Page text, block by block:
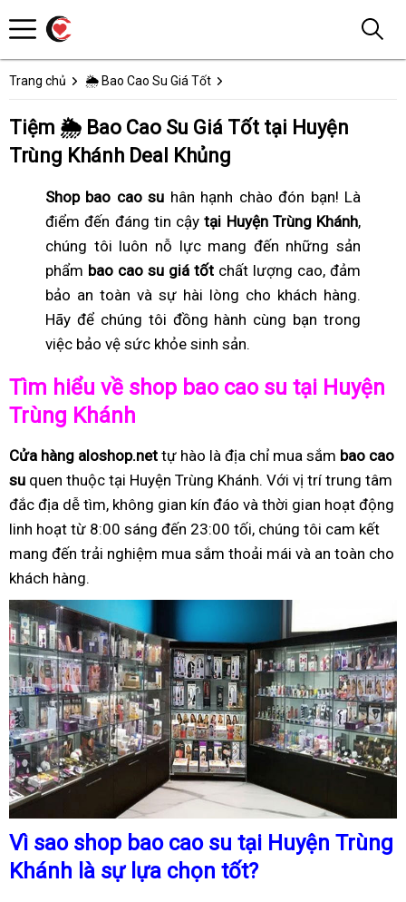
Trang chủ 🌦️ Bao Cao Su Giá Tốt
Tiệm 🌦️ Bao Cao Su Giá Tốt tại Huyện
Trùng Khánh Deal Khủng
Shop bao cao su hân hạnh chào đón bạn! Là
điểm đến đáng tin cậytại Huyện Trùng Khánh,
chúng tôi luôn nỗ lực mang đến những sản
phẩm bao cao su giá tốt chất lượng cao, đảm
bảo an toàn và sự hài lòng cho khách hàng.
Hãy để chúng tôi đồng hành cùng bạn trong
việc bảo vệ sức khỏe sinh sản.
Tìm hiểu về shop bao cao su tại Huyện
Trùng Khánh
Cửa hàng aloshop.net tự hào là địa chỉ mua sắm bao cao
su quen thuộc tại Huyện Trùng Khánh. Với vị trí trung tâm
đắc địa dễ tìm, không gian kín đáo và thời gian hoạt động
linh hoạt từ 8:00 sáng đến 23:00 tối, chúng tôi cam kết
mang đến trải nghiệm mua sắm thoải mái và an toàn cho
khách hàng.
Vì sao shop bao cao su tại Huyện Trùng
Khánh là sự lựa chọn tốt?